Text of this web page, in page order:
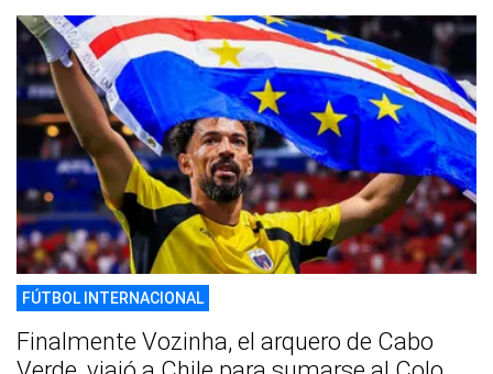
FÚTBOL INTERNACIONAL
Finalmente Vozinha, el arquero de Cabo